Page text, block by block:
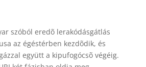
szóból eredõ lerakódásgátlás
az égéstérben kezdõdik, és
együtt a kipufogócsõ végéig.